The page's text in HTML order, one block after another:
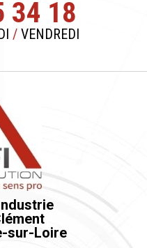
34 18
/VENDREDI
sur-Loire